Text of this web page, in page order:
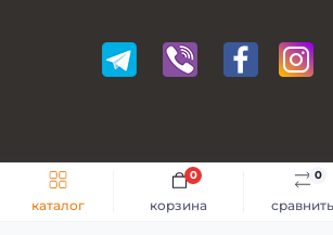
каталог сравнить
0
корзина
0
Мій Мотоблок © 2014-2026
Разработка сайта -
GKS Веб-